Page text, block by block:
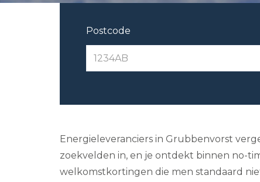
Postcode
Energieleveranciers in Grubbenvorst
zoekvelden in, en je ontdekt binnen no-
welkomstkortingen die men standaard